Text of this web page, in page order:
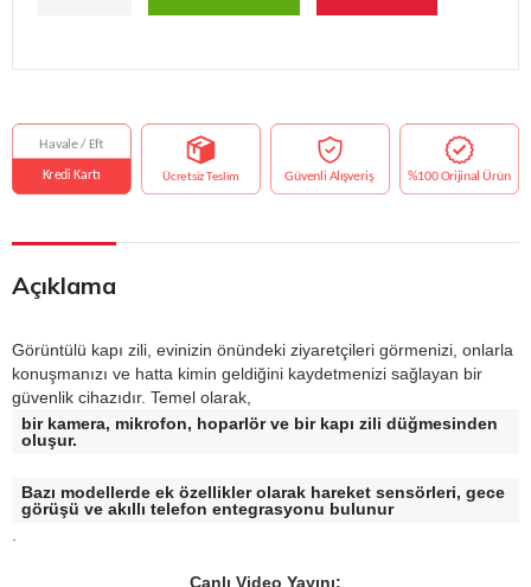
Açıklama
Görüntülü kapı zili, evinizin önündeki ziyaretçileri görmenizi, onlarla
konuşmanızı ve hatta kimin geldiğini kaydetmenizi sağlayan bir
güvenlik cihazıdır. Temel olarak,
bir kamera, mikrofon, hoparlör ve bir kapı zili düğmesinden
oluşur.
Bazı modellerde ek özellikler olarak hareket sensörleri, gece
görüşü ve akıllı telefon entegrasyonu bulunur
.
Canlı Video Yayını: